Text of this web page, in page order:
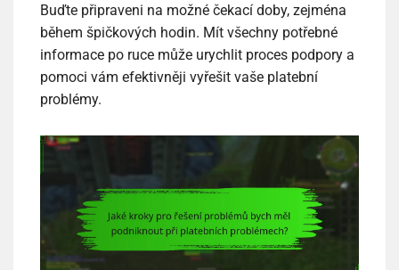
Buďte připraveni na možné čekací doby, zejména
během špičkových hodin. Mít všechny potřebné
informace po ruce může urychlit proces podpory a
pomoci vám efektivněji vyřešit vaše platební
problémy.